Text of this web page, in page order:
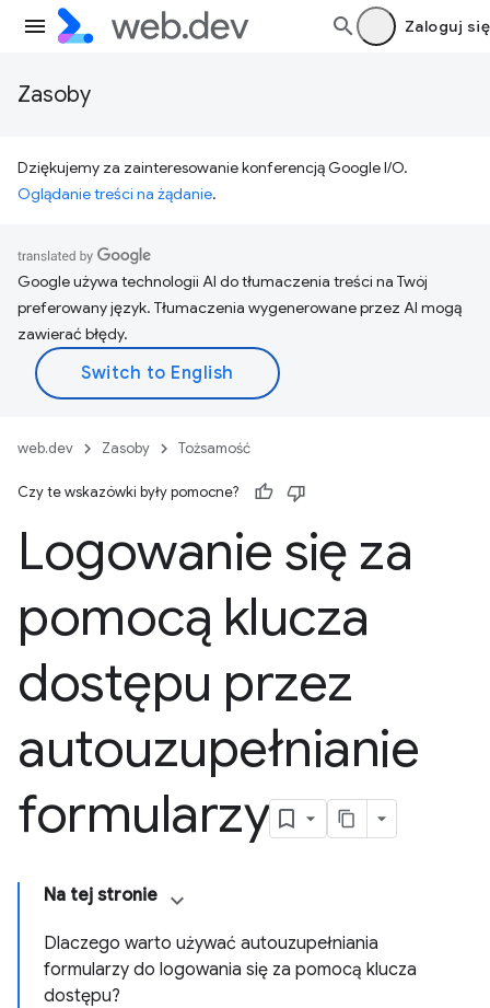
Zaloguj się
Zasoby
Dziękujemy za zainteresowanie konferencją Google I/O.
Oglądanie treści na żądanie.
Google używa technologii AI do tłumaczenia treści na Twój
preferowany język. Tłumaczenia wygenerowane przez AI mogą
zawierać błędy.
web.dev Zasoby Tożsamość
Czy te wskazówki były pomocne?
Logowanie się za
pomocą klucza
dostępu przez
autouzupełnianie
formularzy
Na tej stronie
Dlaczego warto używać autouzupełniania
formularzy do logowania się za pomocą klucza
dostępu?